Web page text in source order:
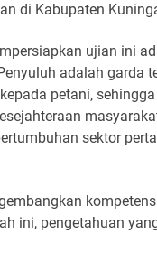
di Kabupaten
ujian ini
adalah garda
petani, sehingga
sektor
ini, pengetahuan